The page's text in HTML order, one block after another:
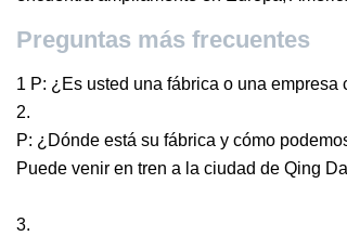
Preguntas más frecuentes
1 P: ¿Es usted una fábrica o una
2.
P: ¿Dónde está su fábrica y cómo
Puede venir en tren a la ciudad de Qing
3.